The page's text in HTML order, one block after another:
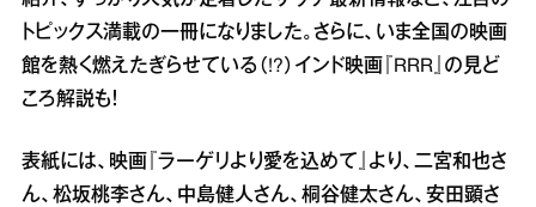
トピックス満載の一冊になりました。さらに、いま全国の映画
館を熱く燃えたぎらせている（!?）インド映画『RRR』の見ど
ころ解説も！
表紙には、映画『ラーゲリより愛を込めて』より、二宮和也さ
ん、松坂桃李さん、中島健人さん、桐谷健太さん、安田顕さ